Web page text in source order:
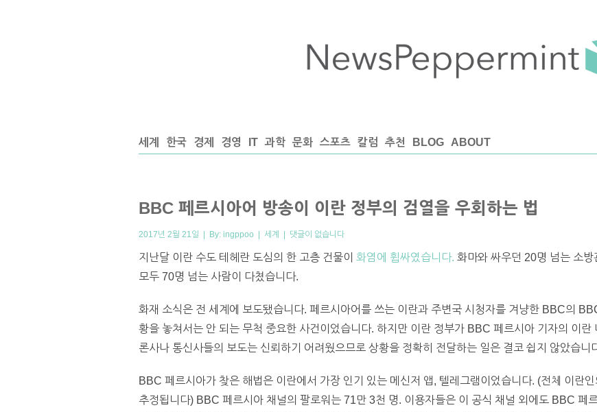
세계 한국 경제 경영 IT 과학 문화 스포츠 칼럼 추천 BLOG ABOUT
BBC 페르시아어 방송이 이란 정부의 검열을 우회하는 법
2017년 2월 21일 | By: ingppoo | 세계 | 댓글이 없습니다
지난달 이란 수도 테헤란 도심의 한 고층 건물이 화염에 휩싸였습니다. 화마와 싸우던 20명 넘는 소
모두 70명 넘는 사람이 다쳤습니다.
화재 소식은 전 세계에 보도됐습니다. 페르시아어를 쓰는 이란과 주변국 시청자를 겨냥한 BBC의
황을 놓쳐서는 안 되는 무척 중요한 사건이었습니다. 하지만 이란 정부가 BBC 페르시아 기자의 이란
론사나 통신사들의 보도는 신뢰하기 어려웠으므로 상황을 정확히 전달하는 일은 결코 쉽지 않았습니
BBC 페르시아가 찾은 해법은 이란에서 가장 인기 있는 메신저 앱, 텔레그램이었습니다. (전체 이란
추정됩니다) BBC 페르시아 채널의 팔로워는 71만 3천 명. 이용자들은 이 공식 채널 외에도 BBC 페